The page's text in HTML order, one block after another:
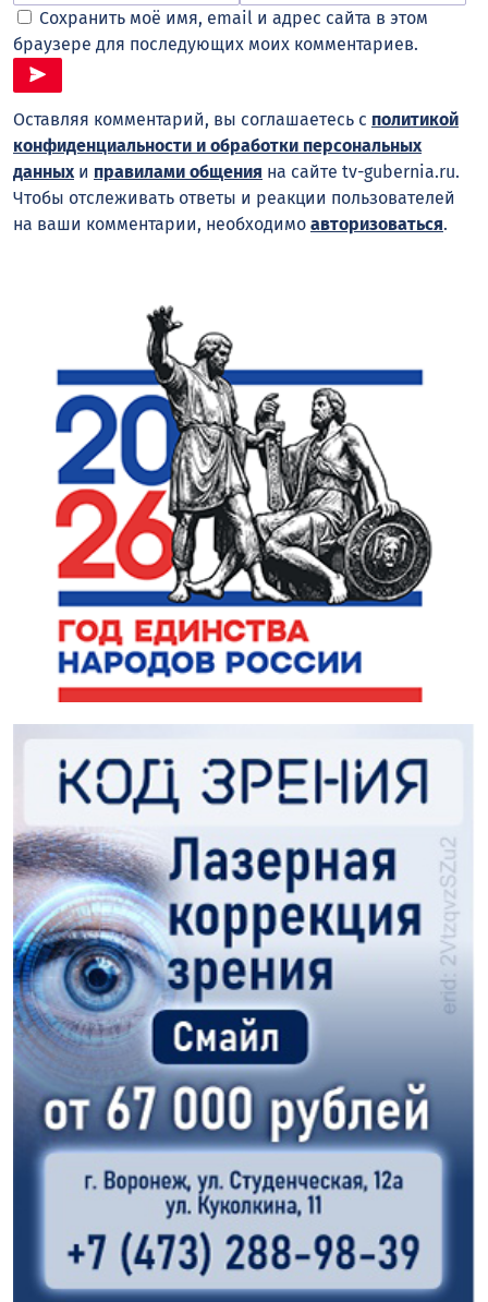
Сохранить моё имя, email и адрес сайта в этом
браузере для последующих моих комментариев.
Оставляя комментарий, вы соглашаетесь с политикой
конфиденциальности и обработки персональных
данных и правилами общения на сайте tv-gubernia.ru.
Чтобы отслеживать ответы и реакции пользователей
на ваши комментарии, необходимо авторизоваться.